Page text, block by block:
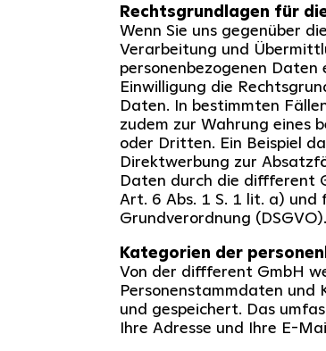
Rechtsgrundlagen für
Wenn Sie uns gegenüber
Verarbeitung und
personenbezogenen
Einwilligung die
Daten. In bestimmten
zudem zur Wahrung eines
oder Dritten. Ein Beispiel
Direktwerbung zur
Daten durch die diffferent
Art. 6 Abs. 1 S. 1 lit. a)
Grundverordnung (DSGVO).
Kategorien der
Von der diffferent GmbH
Personenstammdaten
und gespeichert. Das
Ihre Adresse und Ihre E-